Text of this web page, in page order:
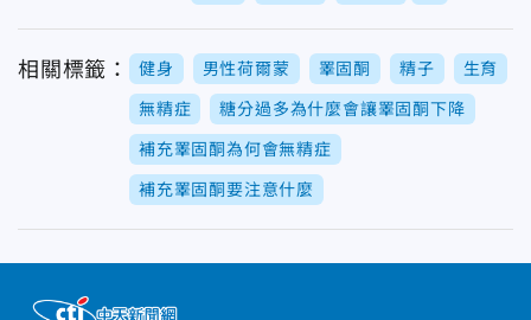
相關標籤： 健身 男性荷爾蒙 睪固酮 精子 生育
無精症 糖分過多為什麼會讓睪固酮下降
補充睪固酮為何會無精症
補充睪固酮要注意什麼